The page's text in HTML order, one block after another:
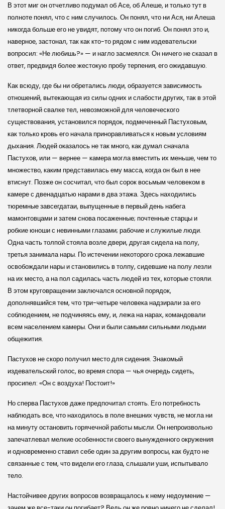
В этот миг он отчетливо подумал об Асе, об Алеше, и только тут в
полноте понял, что с ним случилось. Он понял, что ни Ася, ни Алеша
никогда больше его не увидят, потому что он погиб. Он понял это и,
наверное, застонал, так как кто-то рядом с ним издевательски
вопросил: «Не любишь?» — и нагло засмеялся. Он ничего не сказал в
ответ, предвидя более жестокую пробу терпения, его ожидавшую.
Как всюду, где бы ни обретались люди, образуется зависимость
отношений, вытекающая из силы одних и слабости других, так в этой
тлетворной свалке тел, невозможной для человеческого
существования, установился порядок, подмеченный Пастуховым,
как только кровь его начала приноравливаться к новым условиям
дыхания. Людей оказалось не так много, как думал сначала
Пастухов, или — вернее — камера могла вместить их меньше, чем то
множество, каким представилась ему масса, когда он был в нее
втиснут. Позже он сосчитал, что был сорок восьмым человеком в
камере с двенадцатью нарами в два этажа. Здесь находились
тюремные завсегдатаи, выпущенные в первый день набега
мамонтовцами и затем снова посаженные; почтенные старцы и
робкие юноши с невинными глазами; рабочие и служилые люди.
Одна часть толпой стояла возле двери, другая сидела на полу,
третья занимала нары. По истечении некоторого срока лежавшие
освобождали нары и становились в толпу, сидевшие на полу лезли
на их место, а на пол садилась часть людей из тех, которые стояли.
В этом круговращении заключался основной порядок,
дополнявшийся тем, что три-четыре человека надзирали за его
соблюдением, не подчиняясь ему, и, лежа на нарах, командовали
всем населением камеры. Они и были самыми сильными людьми
общежития.
Пастухов не скоро получил место для сидения. Знакомый
издевательский голос, во время спора — чья очередь сидеть,
просипел: «Он с воздуха! Постоит!»
Но сперва Пастухов даже предпочитал стоять. Его потребность
наблюдать все, что находилось в поле внешних чувств, не могла ни
на минуту остановить горячечной работы мысли. Он непроизвольно
запечатлевал мелкие особенности своего вынужденного окружения
и одновременно ставил себе один за другим вопросы, как будто не
связанные с тем, что видели его глаза, слышали уши, испытывало
тело.
Настойчивее других вопросов возвращалось к нему недоумение —